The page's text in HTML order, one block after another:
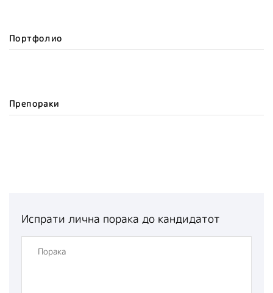
Портфолио
Препораки
Испрати лична порака до кандидатот